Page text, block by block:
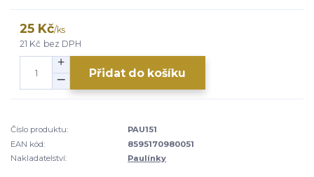
25 Kč/ks
21 Kč bez DPH
Přidat do košíku
Číslo produktu:
PAU151
EAN kód:
8595170980051
Nakladatelství:
Paulínky